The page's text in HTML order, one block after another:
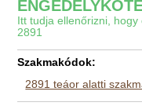
Itt tudja ellenőrizni,
2891
Szakmakódok:
2891 teáor alatti